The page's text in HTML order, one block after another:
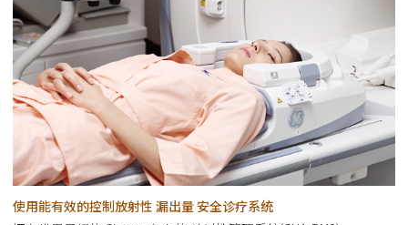
使用能有效的控制放射性 漏出量 安全诊疗系统